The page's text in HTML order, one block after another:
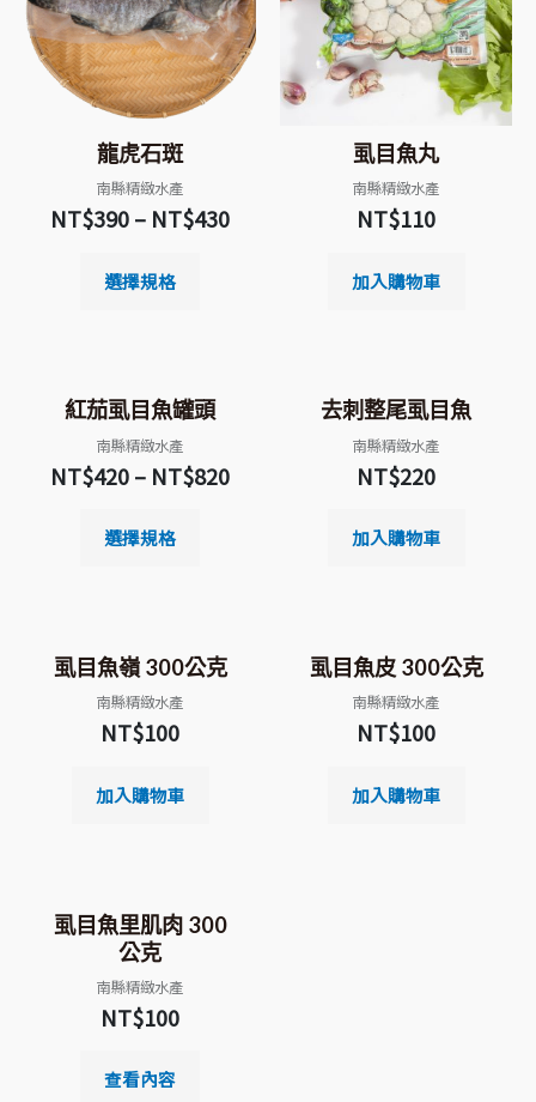
龍虎石斑
南縣精緻水產
NT$390– NT$430
選擇規格
虱目魚丸
南縣精緻水產
NT$110
加入購物車
紅茄虱目魚罐頭
南縣精緻水產
NT$420– NT$820
選擇規格
去刺整尾虱目魚
南縣精緻水產
NT$220
加入購物車
虱目魚嶺 300公克
南縣精緻水產
NT$100
加入購物車
虱目魚皮 300公克
南縣精緻水產
NT$100
加入購物車
虱目魚里肌肉 300
公克
南縣精緻水產
NT$100
查看內容